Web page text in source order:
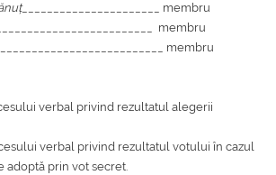
______________________ membru
membru
membru
verbal privind rezultatul alegerii
verbal privind rezultatul votului în cazul
adoptă prin vot secret.